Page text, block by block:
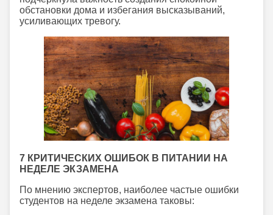
обстановки дома и избегания высказываний,
усиливающих тревогу.
7 КРИТИЧЕСКИХ ОШИБОК В ПИТАНИИ НА
НЕДЕЛЕ ЭКЗАМЕНА
По мнению экспертов, наиболее частые ошибки
студентов на неделе экзамена таковы: